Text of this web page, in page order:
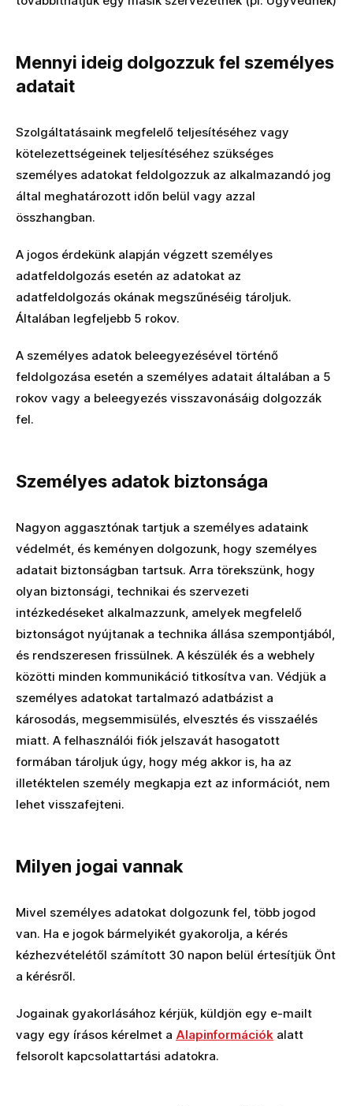
Mennyi ideig dolgozzuk fel személyes
adatait
Szolgáltatásaink megfelelő teljesítéséhez vagy
kötelezettségeinek teljesítéséhez szükséges
személyes adatokat feldolgozzuk az alkalmazandó jog
által meghatározott időn belül vagy azzal
összhangban.
A jogos érdekünk alapján végzett személyes
adatfeldolgozás esetén az adatokat az
adatfeldolgozás okának megszűnéséig tároljuk.
Általában legfeljebb 5 rokov.
A személyes adatok beleegyezésével történő
feldolgozása esetén a személyes adatait általában a 5
rokov vagy a beleegyezés visszavonásáig dolgozzák
fel.
Személyes adatok biztonsága
Nagyon aggasztónak tartjuk a személyes adataink
védelmét, és keményen dolgozunk, hogy személyes
adatait biztonságban tartsuk. Arra törekszünk, hogy
olyan biztonsági, technikai és szervezeti
intézkedéseket alkalmazzunk, amelyek megfelelő
biztonságot nyújtanak a technika állása szempontjából,
és rendszeresen frissülnek. A készülék és a webhely
közötti minden kommunikáció titkosítva van. Védjük a
személyes adatokat tartalmazó adatbázist a
károsodás, megsemmisülés, elvesztés és visszaélés
miatt. A felhasználói fiók jelszavát hasogatott
formában tároljuk úgy, hogy még akkor is, ha az
illetéktelen személy megkapja ezt az információt, nem
lehet visszafejteni.
Milyen jogai vannak
Mivel személyes adatokat dolgozunk fel, több jogod
van. Ha e jogok bármelyikét gyakorolja, a kérés
kézhezvételétől számított 30 napon belül értesítjük Önt
a kérésről.
Jogainak gyakorlásához kérjük, küldjön egy e-mailt
vagy egy írásos kérelmet a Alapinformációk alatt
felsorolt kapcsolattartási adatokra.